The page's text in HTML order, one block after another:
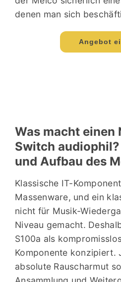
denen man sich
Angebot
SBooster zählt
Besten, was ich
Für die
Verbesserung ist
bewegen uns
Gefilden –
HiFi Statement,
Was macht einen
Switch
und Aufbau des
Klassische IT-
Massenware, und ein
nicht für Musik-
Niveau gemacht.
S100a als
Komponente konzipiert.
absolute Rauscharmut